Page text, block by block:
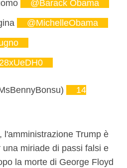
@Barack Obama
@MichelleObama
14
l'amministrazione Trump è
miriade di passi falsi e
la morte di George Floyd